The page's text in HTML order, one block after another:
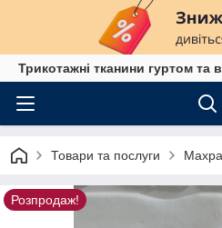
Трикотажні тканини гуртом та
Товари та послуги
Розпродаж!